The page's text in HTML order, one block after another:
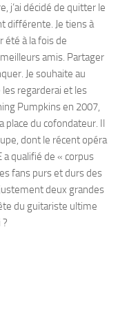
j’ai décidé de quitter le
différente. Je tiens à
été à la fois de
amis. Partager
Je souhaite au
les regarderai et les
Pumpkins en 2007,
place du cofondateur. Il
dont le récent opéra
a qualifié de « corpus
fans purs et durs des
deux grandes
du guitariste ultime